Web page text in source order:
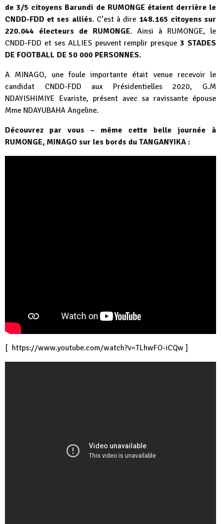
de 3/5 citoyens Barundi de RUMONGE étaient derrière le
CNDD-FDD et ses alliés. C’est à dire 148.165 citoyens sur
220.044 électeurs de RUMONGE. Ainsi à RUMONGE, le
CNDD-FDD et ses ALLIES peuvent remplir presque 3 STADES
DE FOOTBALL DE 50 000 PERSONNES.
A MINAGO, une foule importante était venue recevoir le
candidat CNDD-FDD aux Présidentielles 2020, G.M
NDAYISHIMIYE Evariste, présent avec sa ravissante épouse
Mme NDAYUBAHA Angeline.
Découvrez par vous – même cette belle journée à
RUMONGE, MINAGO sur les bords du TANGANYIKA :
[ https://www.youtube.com/watch?v=TLhwFO-iCQw ]